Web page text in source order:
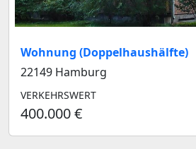
Wohnung (Doppelhaushälfte)
22149 Hamburg
VERKEHRSWERT
400.000 €